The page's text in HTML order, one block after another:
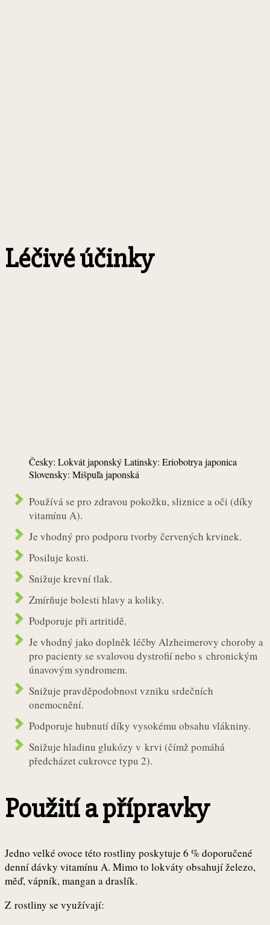
Léčivé účinky
Česky: Lokvát japonský Latinsky: Eriobotrya japonica
Slovensky: Mišpuľa japonská
Používá se pro zdravou pokožku, sliznice a oči (díky
vitamínu A).
Je vhodný pro podporu tvorby červených krvinek.
Posiluje kosti.
Snižuje krevní tlak.
Zmírňuje bolesti hlavy a koliky.
Podporuje při artritidě.
Je vhodný jako doplněk léčby Alzheimerovy choroby a
pro pacienty se svalovou dystrofií nebo s chronickým
únavovým syndromem.
Snižuje pravděpodobnost vzniku srdečních
onemocnění.
Podporuje hubnutí díky vysokému obsahu vlákniny.
Snižuje hladinu glukózy v krvi (čímž pomáhá
předcházet cukrovce typu 2).
Použití a přípravky
Jedno velké ovoce této rostliny poskytuje 6 % doporučené
denní dávky vitamínu A. Mimo to lokváty obsahují železo,
měď, vápník, mangan a draslík.
Z rostliny se využívají: